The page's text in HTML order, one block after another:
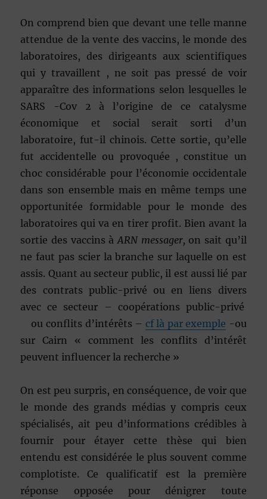
On comprend bien que devant une telle manne
attendue de la vente des vaccins, le monde des
laboratoires, des dirigeants aux scientifiques
qui y travaillent , ne soit pas pressé de voir
apparaître des informations selon lesquelles le
SARS -Cov 2 à l’origine de ce catalysme
économique et social serait sorti d’un
laboratoire, fut-il chinois. Cette sortie, qu’elle
fut accidentelle ou provoquée , constitue un
choc considérable pour l’économie occidentale
dans son ensemble mais en même temps une
opportunitée formidable pour le monde des
laboratoires qui va en tirer profit. Bien avant la
sortie des vaccins à ARN messager, on sait qu’il
ne faut pas scier la branche sur laquelle on est
assis. Quant au secteur public, il est aussi lié par
des contrats public-privé ou en liens divers
avec ce secteur – coopérations public-privé
ou conflits d’intérêts – cf là par exemple -ou
sur Cairn « comment les conflits d’intérêt
peuvent influencer la recherche »
On est peu surpris, en conséquence, de voir que
le monde des grands médias y compris ceux
spécialisés, ait peu d’informations crédibles à
fournir pour étayer cette thèse qui bien
entendu est considérée le plus souvent comme
complotiste. Ce qualificatif est la première
réponse opposée pour dénigrer toute